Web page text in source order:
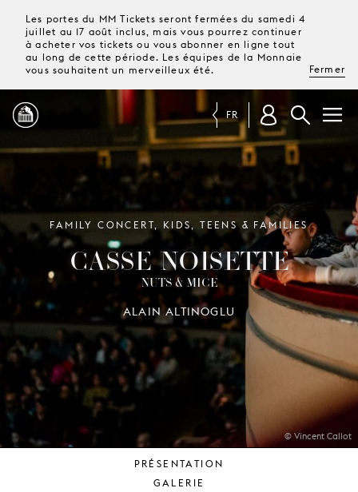
Les portes du MM Tickets seront fermées du samedi 4
juillet au 17 août inclus, mais vous pourrez continuer
à acheter vos tickets ou vous abonner en ligne tout
au long de cette période. Les équipes de la Monnaie
vous souhaitent un merveilleux été.
Fermer
PROGRAMME
TICKETS &
ABONNEMENTS
VOTRE
VISITE
PUBLIC
LA
MONNAIE
SOUTENIR
FR
© Vincent Callot
FAMILY CONCERT, KIDS, TEENS & FAMILIES
CASSE-NOISETTE
NUTS & MICE
ALAIN ALTINOGLU
PRÉSENTATION
GALERIE